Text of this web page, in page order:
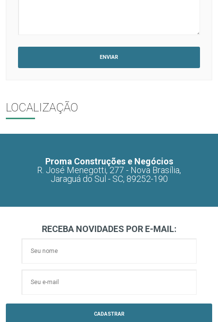
LOCALIZAÇÃO
Proma Construções e Negócios
R. José Menegotti, 277 - Nova Brasília,
Jaraguá do Sul - SC, 89252-190
RECEBA NOVIDADES POR E-MAIL: